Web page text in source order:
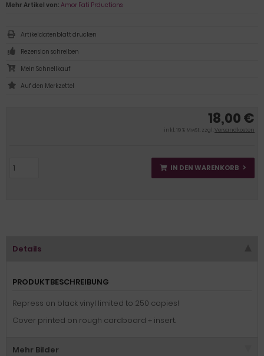
18,00 €
inkl. 19 % MwSt. zzgl.Versandkosten
IN DEN WARENKORB
Mehr Artikel von: Amor Fati Prductions
Artikeldatenblatt drucken
Rezension schreiben
Mein Schnellkauf
Details
PRODUKTBESCHREIBUNG
Repress on black vinyl limited to 250 copies!
Cover printed on rough cardboard + insert.
Mehr Bilder